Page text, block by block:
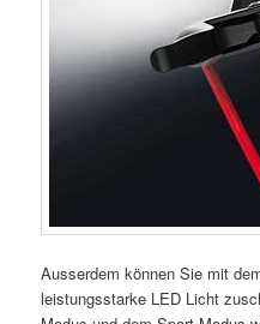
Ausserdem können Sie mit
leistungsstarke LED Licht